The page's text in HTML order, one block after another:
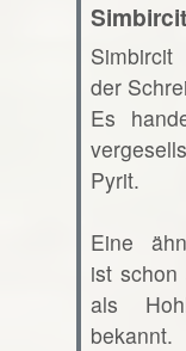
Simbircit
der
Es
Pyrit.
Eine
ist schon
als
bekannt.